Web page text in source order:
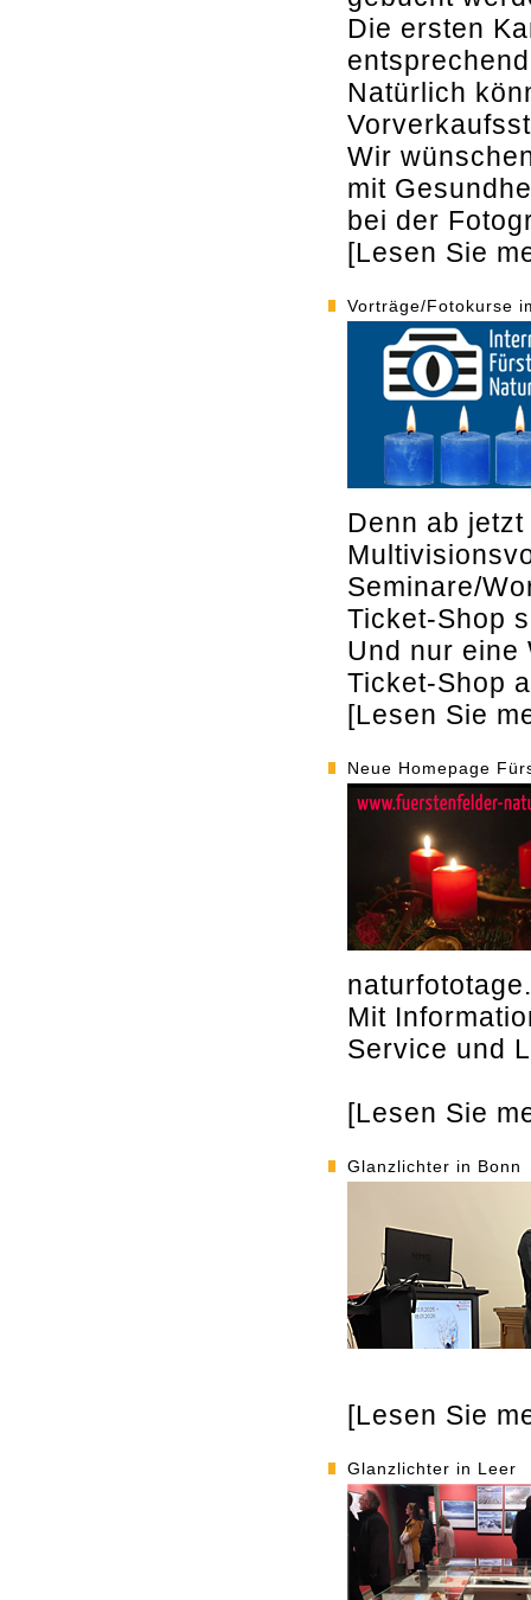
Die ersten
Natürlich
Wir
mit
bei der
[Lesen Sie
Vorträge/Fotokurse
Denn ab
Seminare/
Ticket-Shop
Und nur eine
Ticket-Shop
[Lesen Sie
Neue Homepage
Mit
Service und
[Lesen Sie
Glanzlichter in Bonn
[Lesen Sie
Glanzlichter in Leer